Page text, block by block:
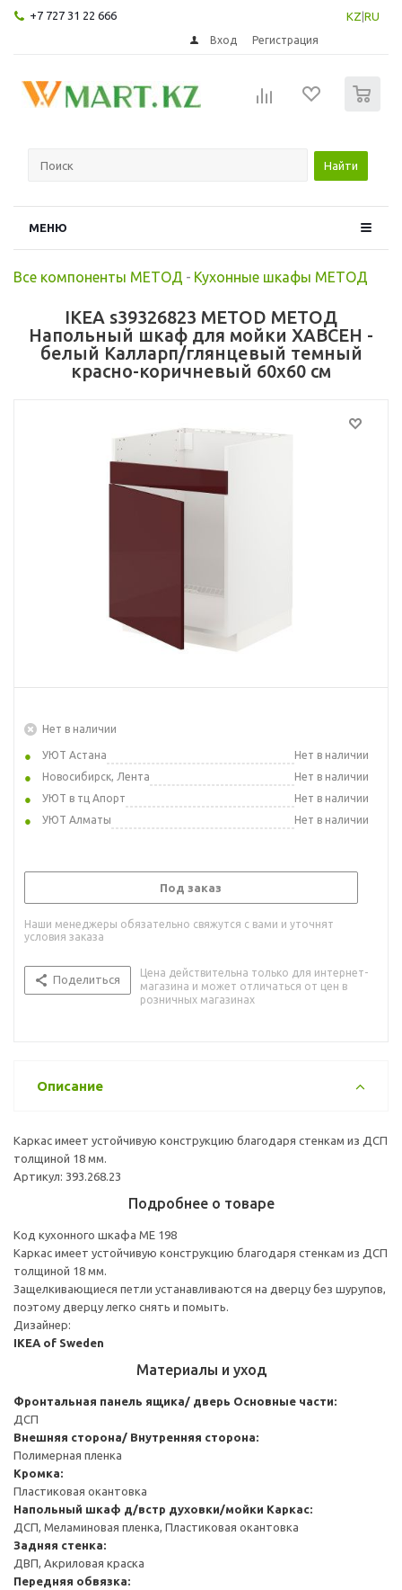
+7 727 31 22 666 KZ RU
Вход Регистрация
Найти
МЕНЮ
Все компоненты МЕТОД - Кухонные шкафы МЕТОД
IKEA s39326823 METOD МЕТОД
Напольный шкаф для мойки ХАВСЕН -
белый Калларп/глянцевый темный
красно-коричневый 60x60 см
Нет в наличии
УЮТ Астана
Нет в наличии
Новосибирск, Лента
Нет в наличии
УЮТ в тц Апорт
Нет в наличии
УЮТ Алматы
Нет в наличии
Под заказ
Наши менеджеры обязательно свяжутся с вами и уточнят
условия заказа
Поделиться
Цена действительна только для интернет-
магазина и может отличаться от цен в
розничных магазинах
Описание
Каркас имеет устойчивую конструкцию благодаря стенкам из ДСП
толщиной 18 мм.
Артикул: 393.268.23
Подробнее о товаре
Код кухонного шкафа ME 198
Каркас имеет устойчивую конструкцию благодаря стенкам из ДСП
толщиной 18 мм.
Защелкивающиеся петли устанавливаются на дверцу без шурупов,
поэтому дверцу легко снять и помыть.
Дизайнер:
IKEA of Sweden
Материалы и уход
Фронтальная панель ящика/ дверь Основные части:
ДСП
Внешняя сторона/ Внутренняя сторона:
Полимерная пленка
Кромка:
Пластиковая окантовка
Напольный шкаф д/встр духовки/мойки Каркас:
ДСП, Меламиновая пленка, Пластиковая окантовка
Задняя стенка:
ДВП, Акриловая краска
Передняя обвязка: